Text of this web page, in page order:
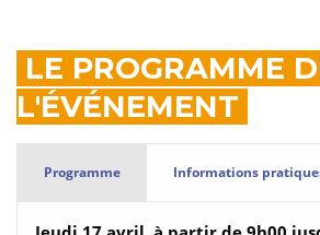
LE PROGRAMME
L'ÉVÉNEMENT
Programme Informations